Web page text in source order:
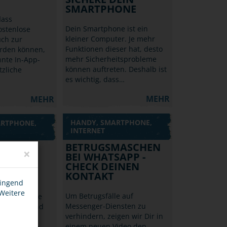
zur
können,
In-App-
MEHR
SMARTPHONE
Dein Smartphone ist ein
kleiner Computer. Je mehr
Funktionen dieser hat, desto
mehr Sicherheitsprobleme
können auftreten. Deshalb ist
es wichtig, dass…
MEHR
HANDY, SMARTPHONE,
INTERNET
BETRUGSMASCHEN
BEI WHATSAPP -
CHECK DEINEN
KONTAKT
Um Betrugsfälle auf
Messenger-Diensten zu
verhindern, zeigen wir Dir in
-
in die
Schule und
×